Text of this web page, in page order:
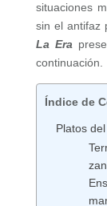
situaciones
sin el antifaz
La Era
continuación.
Índice de
Platos